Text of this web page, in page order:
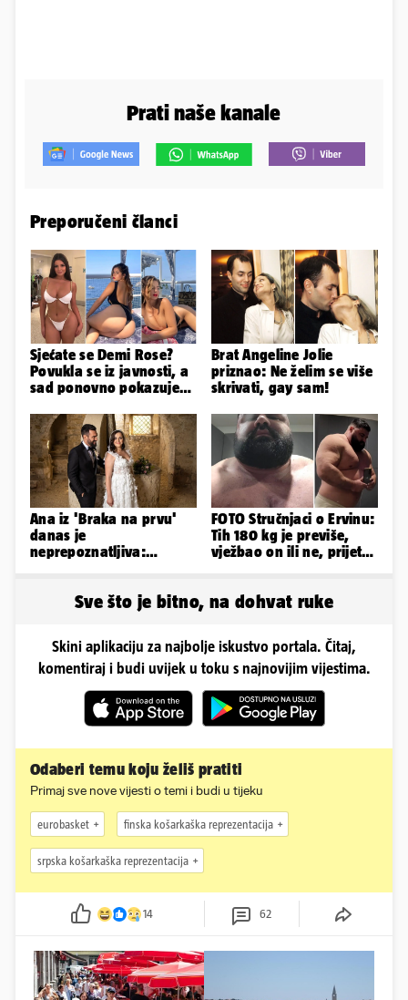
Prati naše kanale
Preporučeni članci
Sjećate se Demi Rose?
Povukla se iz javnosti, a
sad ponovno pokazuje
Brat Angeline Jolie
priznao: Ne želim se više
skrivati, gay sam!
Ana iz 'Braka na prvu'
danas je
neprepoznatljiva:
FOTO Stručnjaci o Ervinu:
Tih 180 kg je previše,
vježbao on ili ne, prijete
Sve što je bitno, na dohvat ruke
Skini aplikaciju za najbolje iskustvo portala. Čitaj,
komentiraj i budi uvijek u toku s najnovijim vijestima.
Odaberi temu koju želiš pratiti
Primaj sve nove vijesti o temi i budi u tijeku
eurobasket finska košarkaška reprezentacija
srpska košarkaška reprezentacija
14 62